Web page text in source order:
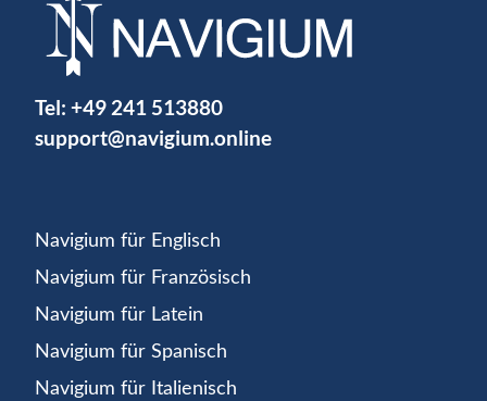
Tel: +49 241 513880
support@navigium.online
Navigium für Englisch
Navigium für Französisch
Navigium für Latein
Navigium für Spanisch
Navigium für Italienisch